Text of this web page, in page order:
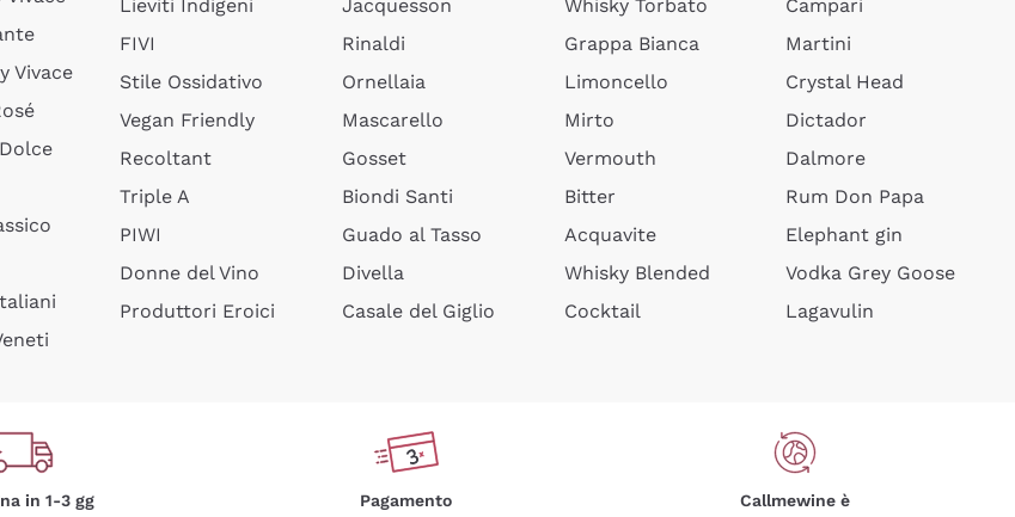
Vivace
Lieviti Indigeni
FIVI
Stile Ossidativo
Vegan Friendly
Recoltant
Triple A
PIWI
Donne del Vino
Produttori Eroici
Jacquesson
Rinaldi
Ornellaia
Mascarello
Gosset
Biondi Santi
Guado al Tasso
Divella
Casale del Giglio
Whisky Torbato
Grappa Bianca
Limoncello
Mirto
Vermouth
Bitter
Acquavite
Whisky Blended
Cocktail
Campari
Martini
Crystal Head
Dictador
Dalmore
Rum Don Papa
Elephant gin
Vodka Grey Goose
Lagavulin
in 1-3 gg
Pagamento
Callmewine è